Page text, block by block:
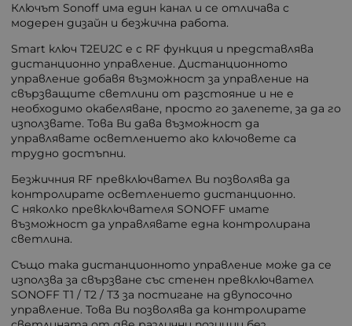
Ключът Sonoff има един канал и се отличава с
модерен дизайн и безжична работа.
Smart ключ T2EU2C е с RF функция и представлява
дистанционно управление. Дистанционното
управление добавя възможност за управление на
свързващите светлини от разстояние и не е
необходимо окабеляване, просто го залепете, за да го
използвате. Това Ви дава възможност да
управлявате осветлението ако ключовете са
трудно достъпни.
Безжичния RF превключвател Ви позволява да
контролирате осветлението дистанционно.
С няколко превключвателя SONOFF имате
възможност да управлявате една контролирана
светлина.
Също така дистанционното управление може да се
използва за свързване със стенен превключвател
SONOFF T1 / T2 / T3 за постигане на двупосочно
управление. Това Ви позволява да контролирате